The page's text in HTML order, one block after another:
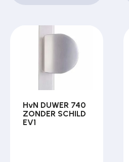
HvN DUWER 740
ZONDER SCHILD
EV1